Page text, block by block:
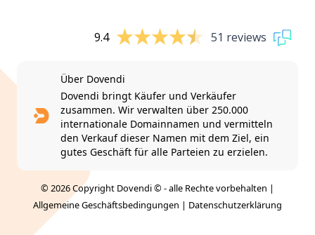
9.4 51 reviews
Über Dovendi
Dovendi bringt Käufer und Verkäufer
zusammen. Wir verwalten über 250.000
internationale Domainnamen und vermitteln
den Verkauf dieser Namen mit dem Ziel, ein
gutes Geschäft für alle Parteien zu erzielen.
© 2026 Copyright Dovendi © - alle Rechte vorbehalten |
Allgemeine Geschäftsbedingungen | Datenschutzerklärung